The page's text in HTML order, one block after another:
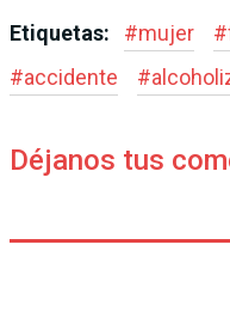
Etiquetas: #mujer #
#accidente #
Déjanos tus